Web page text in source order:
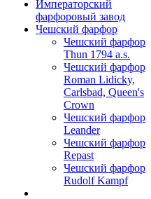
Императорский
фарфоровый завод
Чешский фарфор
Чешский фарфор
Thun 1794 a.s.
Чешский фарфор
Roman Lidicky,
Carlsbad, Queen's
Crown
Чешский фарфор
Leander
Чешский фарфор
Repast
Чешский фарфор
Rudolf Kampf